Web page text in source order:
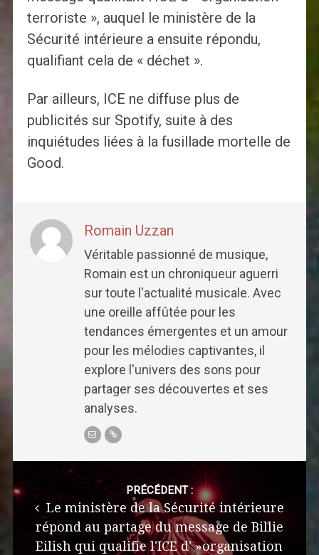
terroriste », auquel le ministère de la
Sécurité intérieure a ensuite répondu,
qualifiant cela de « déchet ».
Par ailleurs, ICE ne diffuse plus de
publicités sur Spotify, suite à des
inquiétudes liées à la fusillade mortelle de
Good.
Romain Uzzan
Véritable passionné de musique,
Romain est un chroniqueur aguerri
sur toute l'actualité musicale. Avec
une oreille affûtée pour les
tendances émergentes et un amour
pour les mélodies captivantes, il
explore l'univers des sons pour
partager ses découvertes et ses
analyses.
navigation
PRÉCÉDENT :
Le ministère de la Sécurité intérieure
répond au partage du message de Billie
Eilish qui qualifie l'ICE d' »organisation